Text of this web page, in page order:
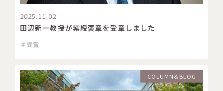
2025.11.02
田辺新一教授が紫綬褒章を受章しました
＃受賞
COLUMN&BLOG